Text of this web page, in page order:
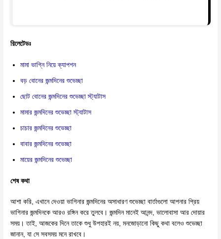
রিলেটেডঃ
মামা ভাগ্নি নিয়ে ক্যাপশন
বড় বোনের জন্মদিনের শুভেচ্ছা
ছোট বোনের জন্মদিনের শুভেচ্ছা স্ট্যাটাস
মামার জন্মদিনের শুভেচ্ছা স্ট্যাটাস
চাচার জন্মদিনের শুভেচ্ছা
বাবার জন্মদিনের শুভেচ্ছা
মায়ের জন্মদিনের শুভেচ্ছা
শেষ কথা
আশা করি, এখানে দেওয়া ভাগিনার জন্মদিনের অসাধারণ শুভেচ্ছা বার্তাগুলো আপনার প্রিয়
ভাগিনার জন্মদিনকে আরও রঙ্গিন করে তুলবে। জন্মদিন মানেই আনন্দ, ভালোবাসা আর দোয়ার
সময়। তাই, আজকের দিনে তাকে শুধু উপহারই নয়, মনজোড়ানো কিছু কথা বলেও শুভেচ্ছা
জানান, যা সে সবসময় মনে রাখবে।